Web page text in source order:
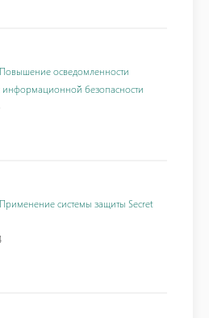
Повышение осведомленности
информационной безопасности
системы защиты Secret